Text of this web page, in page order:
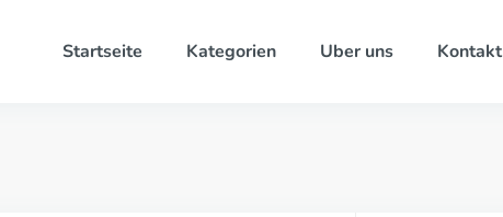
Startseite Kategorien Uber uns Kontakt